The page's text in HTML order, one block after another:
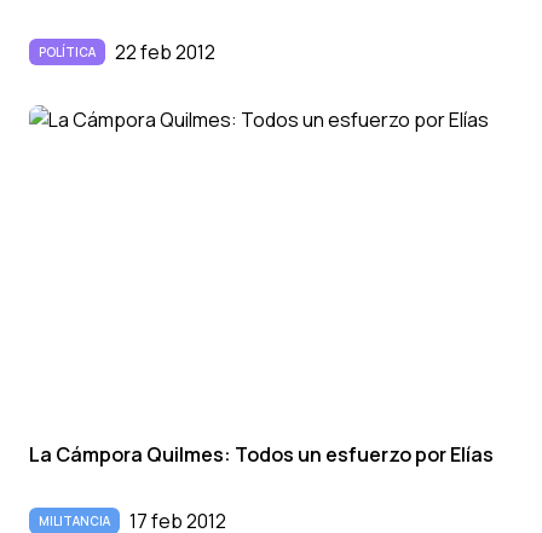
POLÍTICA 22 feb 2012
La Cámpora Quilmes: Todos un esfuerzo por Elí­as
MILITANCIA 17 feb 2012